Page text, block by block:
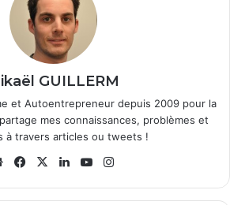
GUILLERM
et Autoentrepreneur depuis 2009 pour la
mes connaissances, problèmes et
à travers articles ou tweets !
We
te
Fa
bo
X
Lin
din
Yo
ub
ra